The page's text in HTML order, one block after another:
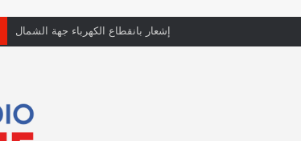
السلطات إلى التدخل بعد تداول صور أطفال يعيشون في الشوارع